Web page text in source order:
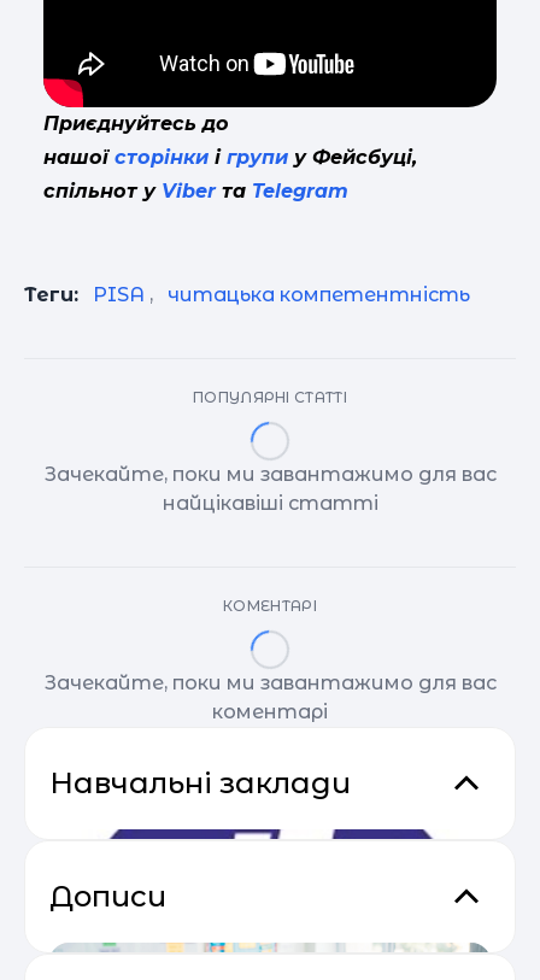
Приєднуйтесь до
нашої сторінки і групи у Фейсбуці,
спільнот у Viberта Telegram
Теги: PISA , читацька компетентність
ПОПУЛЯРНІ СТАТТІ
Зачекайте, поки ми завантажимо для вас
найцікавіші статті
КОМЕНТАРІ
Зачекайте, поки ми завантажимо для вас
коментарі
Навчальні заклади
Дописи